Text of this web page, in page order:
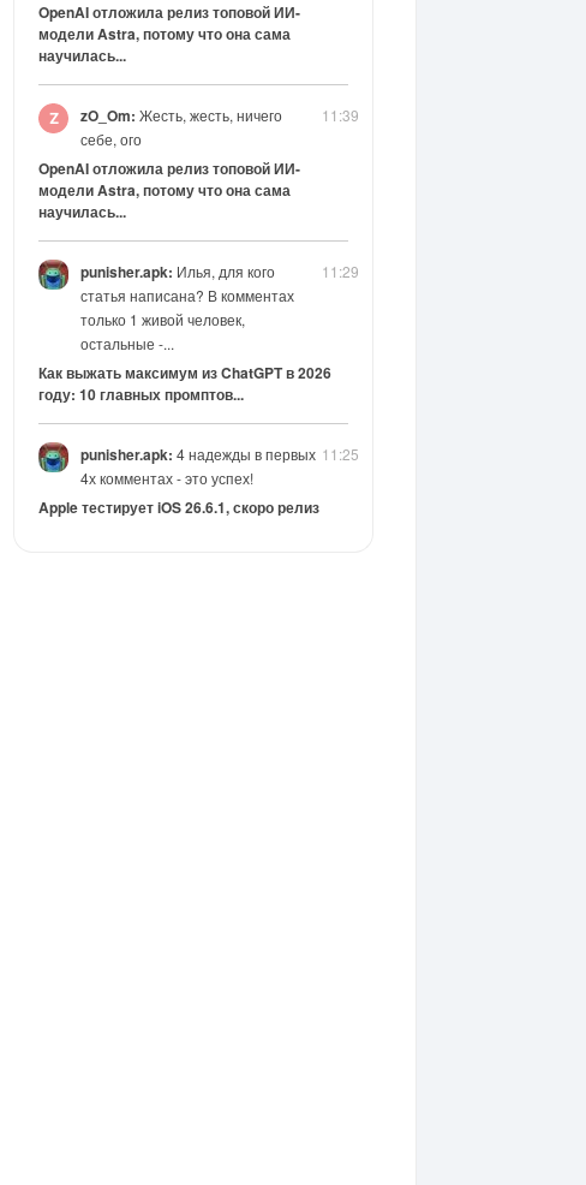
OpenAI отложила релиз топовой ИИ-
модели Astra, потому что она сама
научилась...
11:39
zO_Om: Жесть, жесть, ничего
себе, ого
OpenAI отложила релиз топовой ИИ-
модели Astra, потому что она сама
научилась...
11:29
punisher.apk: Илья, для кого
статья написана? В комментах
только 1 живой человек,
остальные -...
Как выжать максимум из ChatGPT в 2026
году: 10 главных промптов...
11:25
punisher.apk: 4 надежды в первых
4х комментах - это успех!
Apple тестирует iOS 26.6.1, скоро релиз